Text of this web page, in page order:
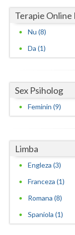
Terapie Online
Nu (8)
Da (1)
Sex Psiholog
Feminin (9)
Limba
Engleza (3)
Franceza (1)
Romana (8)
Spaniola (1)